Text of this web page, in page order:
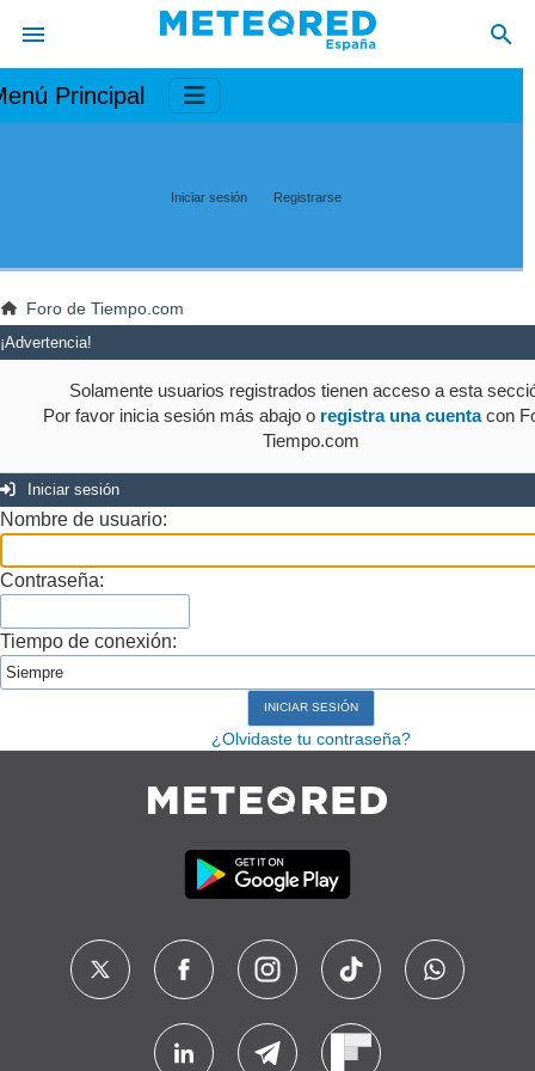
Principal
Iniciar sesión Registrarse
Foro de Tiempo.com
¡Advertencia!
Solamente usuarios registrados tienen acceso a esta
Por favor inicia sesión más abajo o registra una cuentacon
Tiempo.com
Iniciar sesión
Nombre de usuario:
Contraseña:
Tiempo de conexión:
¿Olvidaste tu contraseña?